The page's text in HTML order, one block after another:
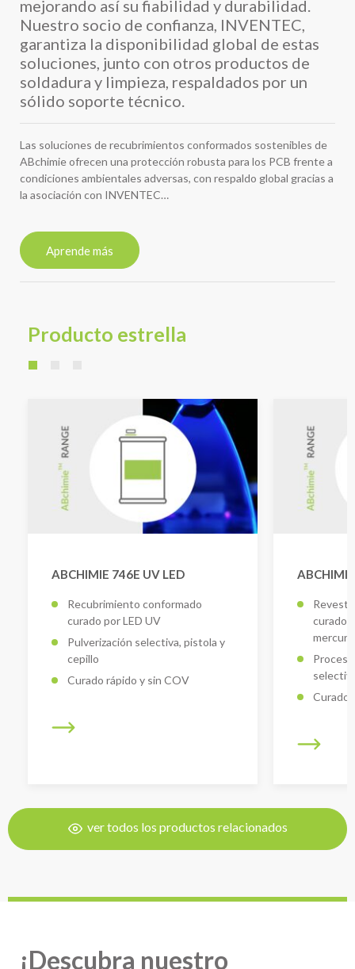
mejorando así su fiabilidad y durabilidad.
Nuestro socio de confianza, INVENTEC,
garantiza la disponibilidad global de estas
soluciones, junto con otros productos de
soldadura y limpieza, respaldados por un
sólido soporte técnico.
Las soluciones de recubrimientos conformados sostenibles de
ABchimie ofrecen una protección robusta para los PCB frente a
condiciones ambientales adversas, con respaldo global gracias a
la asociación con INVENTEC…
Aprende más
Producto estrella
ABCHIMIE 746E UV LED
Recubrimiento conformado
curado por LED UV
Pulverización selectiva, pistola y
cepillo
Curado rápido y sin COV
curado
Curado
ver todos los productos relacionados
¡Descubra nuestro